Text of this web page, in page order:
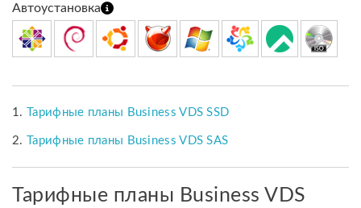
Автоустановка
Тарифные планы Business VDS SSD
Тарифные планы Business VDS SAS
Тарифные планы Business VDS